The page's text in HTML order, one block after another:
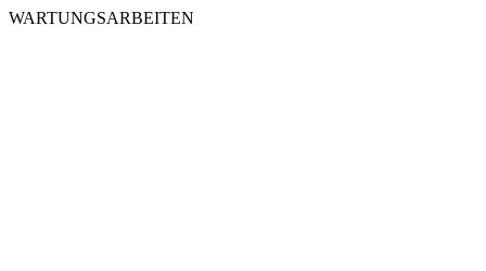
WARTUNGSARBEITEN